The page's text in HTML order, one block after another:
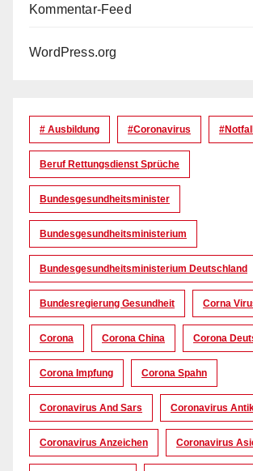
Kommentar-Feed
WordPress.org
# Ausbildung #coronavirus
Beruf Rettungsdienst Sprüche
Bundesgesundheitsminister
Bundesgesundheitsministerium
Bundesgesundheitsministerium Deutschland
Bundesregierung Gesundheit Corna
Corona Corona China Corona
Corona Impfung Corona Spahn
Coronavirus And Sars Coronavirus
Coronavirus Anzeichen Coronavirus